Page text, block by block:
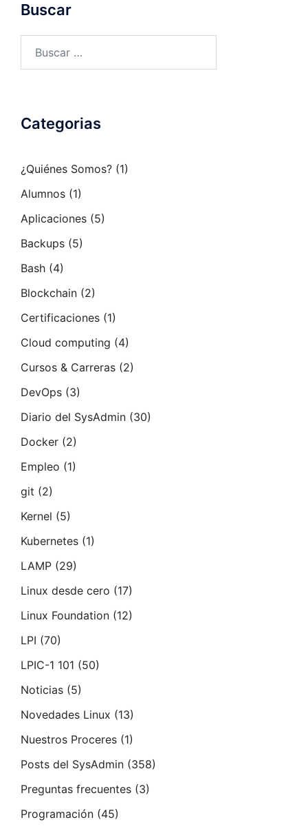
Buscar
Categorias
¿Quiénes Somos? (1)
Alumnos (1)
Aplicaciones (5)
Backups (5)
Bash (4)
Blockchain (2)
Certificaciones (1)
Cloud computing (4)
Cursos & Carreras (2)
DevOps (3)
Diario del SysAdmin (30)
Docker (2)
Empleo (1)
git (2)
Kernel (5)
Kubernetes (1)
LAMP (29)
Linux desde cero (17)
Linux Foundation (12)
LPI (70)
LPIC-1 101 (50)
Noticias (5)
Novedades Linux (13)
Nuestros Proceres (1)
Posts del SysAdmin (358)
Preguntas frecuentes (3)
Programación (45)